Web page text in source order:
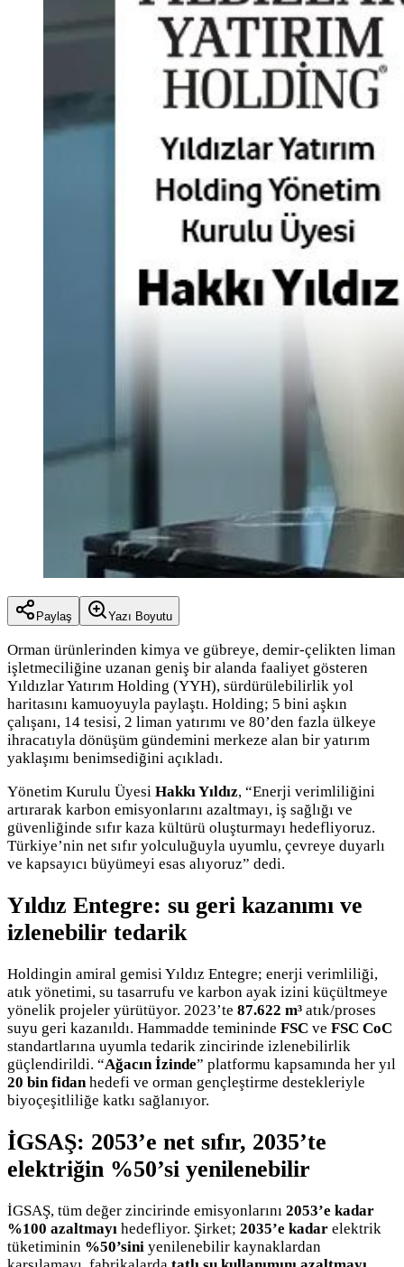
Paylaş Yazı Boyutu
Orman ürünlerinden kimya ve gübreye, demir-çelikten liman
işletmeciliğine uzanan geniş bir alanda faaliyet gösteren
Yıldızlar Yatırım Holding (YYH), sürdürülebilirlik yol
haritasını kamuoyuyla paylaştı. Holding; 5 bini aşkın
çalışanı, 14 tesisi, 2 liman yatırımı ve 80’den fazla ülkeye
ihracatıyla dönüşüm gündemini merkeze alan bir yatırım
yaklaşımı benimsediğini açıkladı.
Yönetim Kurulu Üyesi Hakkı Yıldız, “Enerji verimliliğini
artırarak karbon emisyonlarını azaltmayı, iş sağlığı ve
güvenliğinde sıfır kaza kültürü oluşturmayı hedefliyoruz.
Türkiye’nin net sıfır yolculuğuyla uyumlu, çevreye duyarlı
ve kapsayıcı büyümeyi esas alıyoruz” dedi.
Yıldız Entegre: su geri kazanımı ve
izlenebilir tedarik
Holdingin amiral gemisi Yıldız Entegre; enerji verimliliği,
atık yönetimi, su tasarrufu ve karbon ayak izini küçültmeye
yönelik projeler yürütüyor. 2023’te 87.622 m³ atık/proses
suyu geri kazanıldı. Hammadde temininde FSC ve FSC CoC
standartlarına uyumla tedarik zincirinde izlenebilirlik
güçlendirildi. “Ağacın İzinde” platformu kapsamında her yıl
20 bin fidanhedefi ve orman gençleştirme destekleriyle
biyoçeşitliliğe katkı sağlanıyor.
İGSAŞ: 2053’e net sıfır, 2035’te
elektriğin %50’si yenilenebilir
İGSAŞ, tüm değer zincirinde emisyonlarını 2053’e kadar
%100 azaltmayı hedefliyor. Şirket; 2035’e kadar elektrik
tüketiminin %50’sini yenilenebilir kaynaklardan